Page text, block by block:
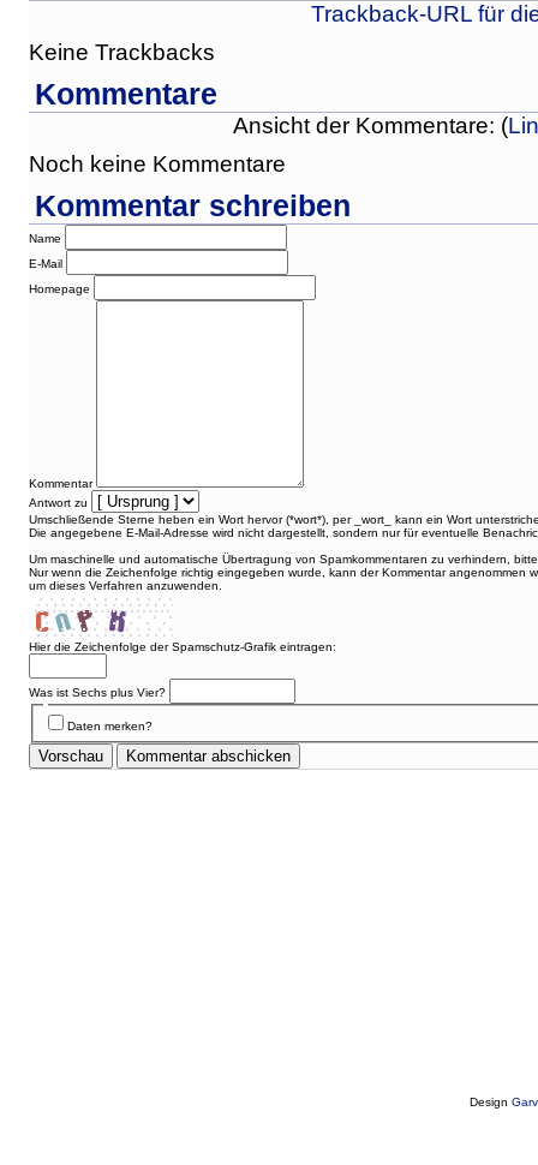
Trackback-URL für
Keine Trackbacks
Kommentare
Ansicht der Kommentare: (
Noch keine Kommentare
Kommentar schreiben
Name
E-Mail
Homepage
Kommentar
Antwort zu
Umschließende Sterne heben ein Wort hervor (*wort*), per _wort_ kann ein Wort
Die angegebene E-Mail-Adresse wird nicht dargestellt, sondern nur für eventuelle
Um maschinelle und automatische Übertragung von Spamkommentaren zu verhindern,
Nur wenn die Zeichenfolge richtig eingegeben wurde, kann der Kommentar angenommen
um dieses Verfahren anzuwenden.
Hier die Zeichenfolge der Spamschutz-Grafik eintragen:
Was ist Sechs plus Vier?
Daten merken?
Design